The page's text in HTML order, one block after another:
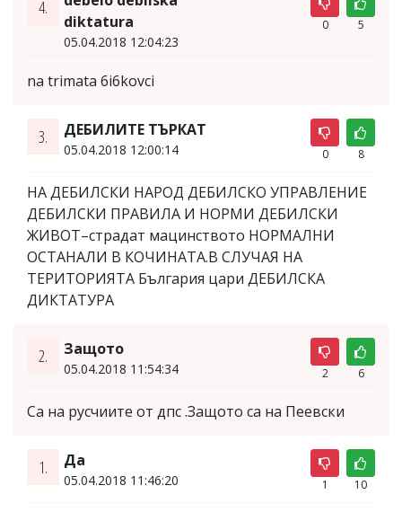
4.
diktatura
05.04.2018 12:04:23
0 5
na trimata 6i6kovci
3. ДЕБИЛИТЕ ТЪРКАТ
05.04.2018 12:00:14 0 8
НА ДЕБИЛСКИ НАРОД ДЕБИЛСКО УПРАВЛЕНИЕ
ДЕБИЛСКИ ПРАВИЛА И НОРМИ ДЕБИЛСКИ
ЖИВОТ–страдат мацинството НОРМАЛНИ
ОСТАНАЛИ В КОЧИНАТА.В СЛУЧАЯ НА
ТЕРИТОРИЯТА България цари ДЕБИЛСКА
ДИКТАТУРА
2. Защото
05.04.2018 11:54:34 2 6
Са на русчиите от дпс .Защото са на Пеевски
1. Да
05.04.2018 11:46:20 1 10